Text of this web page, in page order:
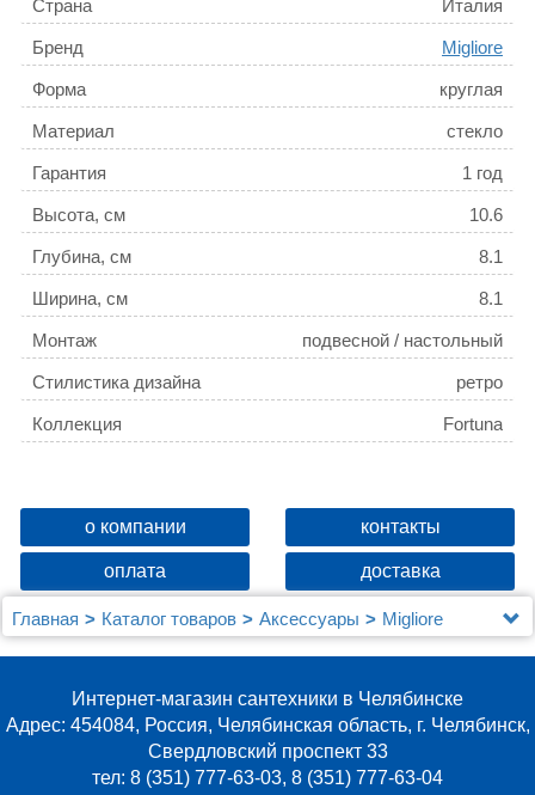
Страна Италия
Бренд Migliore
Форма круглая
Материал стекло
Гарантия 1 год
Высота, см 10.6
Глубина, см 8.1
Ширина, см 8.1
Монтаж подвесной / настольный
Стилистика дизайна ретро
Коллекция Fortuna
о компании контакты
оплата доставка
Главная Каталог товаров Аксессуары
Migliore
Стакан Migliore Fortuna бронза
Интернет-магазин сантехники в Челябинске
Адрес: 454084, Россия, Челябинская область, г. Челябинск,
Свердловский проспект 33
тел: 8 (351) 777-63-03, 8 (351) 777-63-04